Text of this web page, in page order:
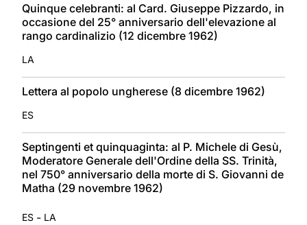
Quinque celebranti: al Card. Giuseppe Pizzardo, in
occasione del 25° anniversario dell'elevazione al
rango cardinalizio (12 dicembre 1962)
LA
Lettera al popolo ungherese (8 dicembre 1962)
ES
Septingenti et quinquaginta: al P. Michele di Gesù,
Moderatore Generale dell'Ordine della SS. Trinità,
nel 750° anniversario della morte di S. Giovanni de
Matha (29 novembre 1962)
ES - LA